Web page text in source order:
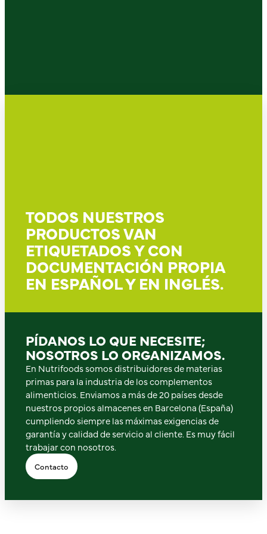
TODOS NUESTROS
PRODUCTOS VAN
ETIQUETADOS Y CON
DOCUMENTACIÓN PROPIA
EN ESPAÑOL Y EN INGLÉS.
PÍDANOS LO QUE NECESITE;
NOSOTROS LO ORGANIZAMOS.
En Nutrifoods somos distribuidores de materias
primas para la industria de los complementos
alimenticios. Enviamos a más de 20 países desde
nuestros propios almacenes en Barcelona (España)
cumpliendo siempre las máximas exigencias de
garantía y calidad de servicio al cliente. Es muy fácil
trabajar con nosotros.
Contacto